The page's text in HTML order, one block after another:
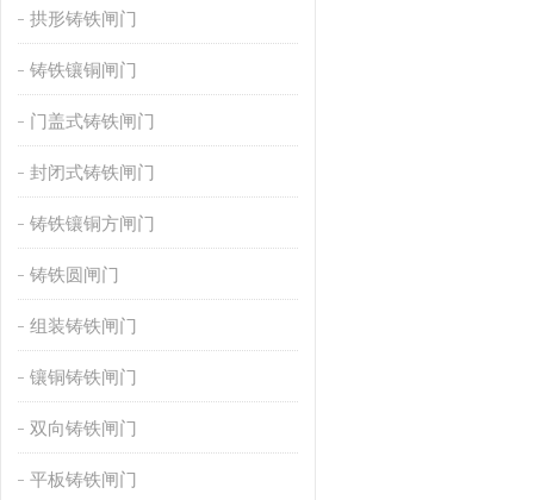
拱形铸铁闸门
铸铁镶铜闸门
门盖式铸铁闸门
封闭式铸铁闸门
铸铁镶铜方闸门
铸铁圆闸门
组装铸铁闸门
镶铜铸铁闸门
双向铸铁闸门
平板铸铁闸门